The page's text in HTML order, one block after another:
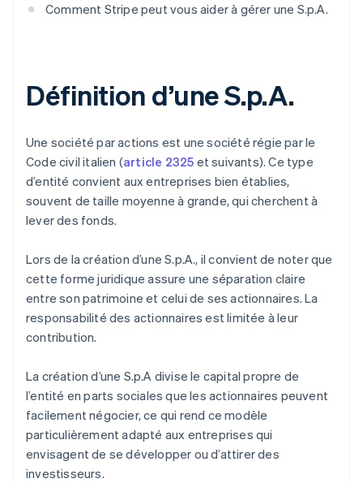
Comment Stripe peut vous aider à gérer une S.p.A.
Définition d’une S.p.A.
Une société par actions est une société régie par le
Code civil italien (article 2325 et suivants). Ce type
d’entité convient aux entreprises bien établies,
souvent de taille moyenne à grande, qui cherchent à
lever des fonds.
Lors de la création d’une S.p.A., il convient de noter que
cette forme juridique assure une séparation claire
entre son patrimoine et celui de ses actionnaires. La
responsabilité des actionnaires est limitée à leur
contribution.
La création d’une S.p.A divise le capital propre de
l’entité en parts sociales que les actionnaires peuvent
facilement négocier, ce qui rend ce modèle
particulièrement adapté aux entreprises qui
envisagent de se développer ou d’attirer des
investisseurs.